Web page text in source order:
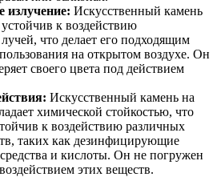
излучение: Искусственный камень
к воздействию
что делает его подходящим
на открытом воздухе. Он
своего цвета под действием
Искусственный камень на
химической стойкостью, что
к воздействию различных
таких как дезинфицирующие
и кислоты. Он не погружен
этих веществ.